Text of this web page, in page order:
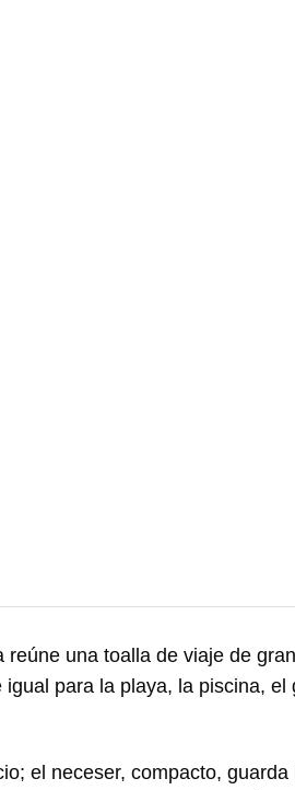
reúne una toalla de viaje de
para la playa, la piscina,
el neceser, compacto,